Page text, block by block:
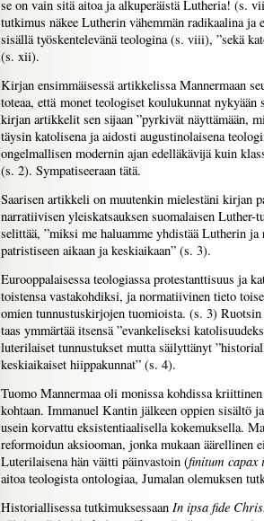
se on vain sitä aitoa ja alkuperäistä Lutheria! (s.
tutkimus näkee Lutherin vähemmän radikaalina ja
sisällä työskentelevänä teologina (s. viii), ”sekä
(s. xii).
Kirjan ensimmäisessä artikkelissa Mannermaan
toteaa, että monet teologiset koulukunnat
kirjan artikkelit sen sijaan ”pyrkivät näyttämään,
täysin katolisena ja aidosti augustinolaisena
ongelmallisen modernin ajan edelläkävijä kuin
(s. 2). Sympatiseeraan tätä.
Saarisen artikkeli on muutenkin mielestäni kirjan
narratiivisen yleiskatsauksen suomalaisen Luther-
selittää, ”miksi me haluamme yhdistää Lutherin
patristiseen aikaan ja keskiaikaan” (s. 3).
Eurooppalaisessa teologiassa protestanttisuus ja
toistensa vastakohdiksi, ja normatiivinen tieto
omien tunnustuskirjojen tuomioista. (s. 3)
taas ymmärtää itsensä ”evankeliseksi
luterilaiset tunnustukset mutta säilyttänyt
keskiaikaiset hiippakunnat” (s. 4).
Tuomo Mannermaa oli monissa kohdissa
kohtaan. Immanuel Kantin jälkeen oppien sisältö
usein korvattu eksistentiaalisella kokemuksella.
reformoidun aksiooman, jonka mukaan äärellinen
Luterilaisena hän väitti päinvastoin (finitum capax
aitoa teologista ontologiaa, Jumalan olemuksen
Historiallisessa tutkimuksessaan In ipsa fide